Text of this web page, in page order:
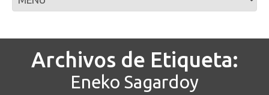
Archivos de Etiqueta:
Eneko Sagardoy